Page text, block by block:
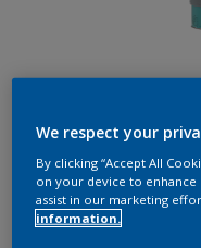
80YR 19/177
We respect your
By clicking “Accept All
on your device to enhance
assist in our marketing
information.